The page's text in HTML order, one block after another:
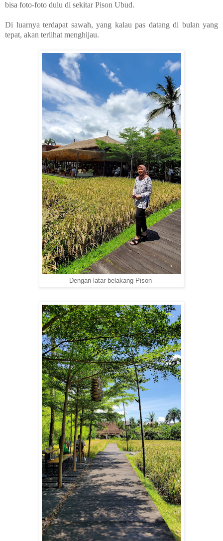
bisa foto-foto dulu di sekitar Pison Ubud.
Di luarnya terdapat sawah, yang kalau pas datang di bulan yang
tepat, akan terlihat menghijau.
Dengan latar belakang Pison